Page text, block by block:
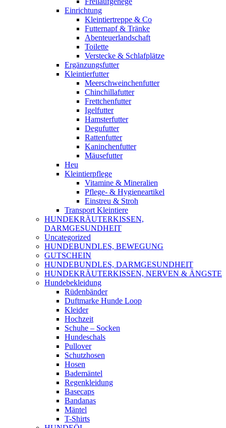
Einrichtung
Kleintiertreppe & Co
Futternapf & Tränke
Abenteuerlandschaft
Toilette
Verstecke & Schlafplätze
Ergänzungsfutter
Kleintierfutter
Meerschweinchenfutter
Chinchillafutter
Frettchenfutter
Igelfutter
Hamsterfutter
Degufutter
Rattenfutter
Kaninchenfutter
Mäusefutter
Heu
Kleintierpflege
Vitamine & Mineralien
Pflege- & Hygieneartikel
Einstreu & Stroh
Transport Kleintiere
HUNDEKRÄUTERKISSEN,
DARMGESUNDHEIT
Uncategorized
HUNDEBUNDLES, BEWEGUNG
GUTSCHEIN
HUNDEBUNDLES, DARMGESUNDHEIT
HUNDEKRÄUTERKISSEN, NERVEN & ÄNGSTE
Hundebekleidung
Rüdenbänder
Duftmarke Hunde Loop
Kleider
Hochzeit
Schuhe – Socken
Hundeschals
Pullover
Schutzhosen
Hosen
Bademäntel
Regenkleidung
Basecaps
Bandanas
Mäntel
T-Shirts